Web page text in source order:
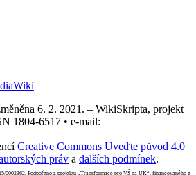
6. 2. 2021. – WikiSkripta, projekt
1804-6517 • e-mail:
Creative Commons Uveďte původ 4.0
práv a dalších podmínek.
0002362. Podpořeno z projektu „Transformace pro VŠ na UK“, financovaného z